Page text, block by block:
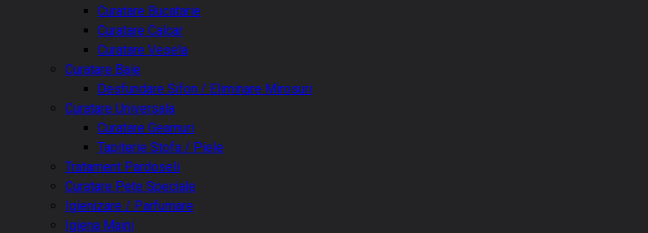
Curatare Bucatarie
Curatare Calcar
Curatare Vesela
Curatare Baie
Desfundare Sifon / Eliminare Mirosuri
Curatare Universala
Curatare Geamuri
Tapiterie Stofa / Piele
Tratament Pardoseli
Curatare Pete Speciale
Igienizare / Parfumare
Igiena Maini